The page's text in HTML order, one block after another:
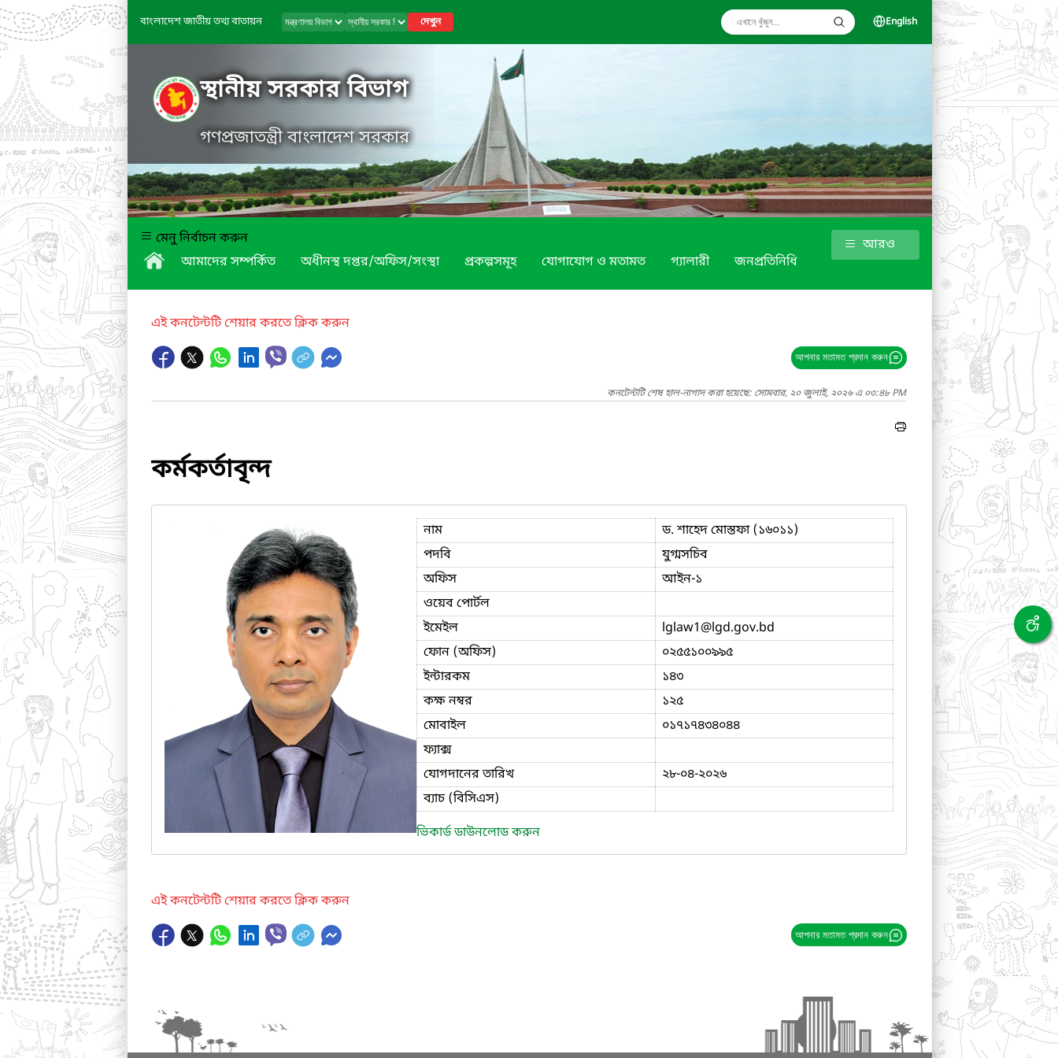
বাংলাদেশ জাতীয় তথ্য বাতায়ন দেখুন English
স্থানীয় সরকার বিভাগ
গণপ্রজাতন্ত্রী বাংলাদেশ সরকার
মেনু নির্বাচন করুন
আমাদের সম্পর্কিত
অধীনস্থ দপ্তর/অফিস/সংস্থা প্রকল্পসমূহ যোগাযোগ ও মতামত গ্যালারী জনপ্রতিনিধি
আরও
এই কনটেন্টটি শেয়ার করতে ক্লিক করুন
আপনার মতামত প্রদান করুন
কনটেন্টটি শেষ হাল-নাগাদ করা হয়েছে: সোমবার, ২০ জুলাই, ২০২৬ এ ০৩:৪৮ PM
কর্মকর্তাবৃন্দ
নাম
ড. শাহেদ মোস্তফা (১৬০১১)
পদবি
যুগ্মসচিব
অফিস
আইন-১
ওয়েব পোর্টল
ইমেইল
lglaw1@lgd.gov.bd
ফোন (অফিস)
০২৫৫১০০৯৯৫
ইন্টারকম
১৪৩
কক্ষ নম্বর
১২৫
মোবাইল
০১৭১৭৪৩৪০৪৪
ফ্যাক্স
যোগদানের তারিখ
২৮-০৪-২০২৬
ব্যাচ (বিসিএস)
ভিকার্ড ডাউনলোড করুন
এই কনটেন্টটি শেয়ার করতে ক্লিক করুন
আপনার মতামত প্রদান করুন